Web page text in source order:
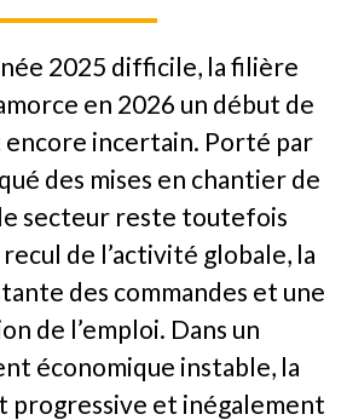
2025 difficile, la filière
en 2026 un début de
incertain. Porté par
des mises en chantier de
secteur reste toutefois
de l’activité globale, la
des commandes et une
de l’emploi. Dans un
économique instable, la
progressive et inégalement